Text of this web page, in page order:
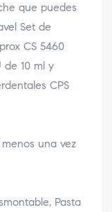
que puedes
Set de
CS 5460
de 10 ml y
CPS
una vez
Pasta